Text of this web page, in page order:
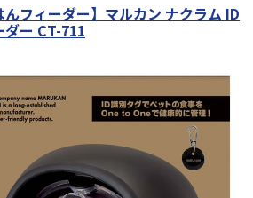
んフィーダー】マルカン ナクラム ID
ー CT-711